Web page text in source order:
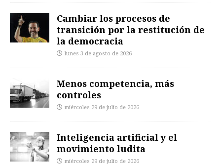
Cambiar los procesos de
transición por la restitución de
la democracia
lunes 3 de agosto de 2026
Menos competencia, más
controles
miércoles 29 de julio de 2026
Inteligencia artificial y el
movimiento ludita
miércoles 29 de julio de 2026